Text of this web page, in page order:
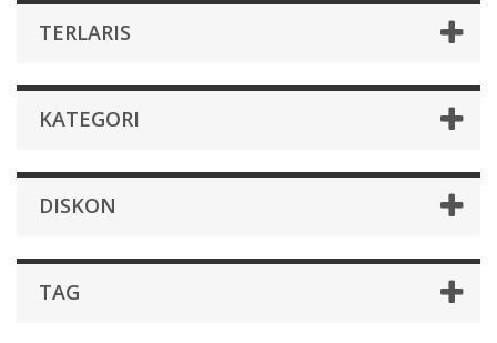
TERLARIS
KATEGORI
DISKON
TAG